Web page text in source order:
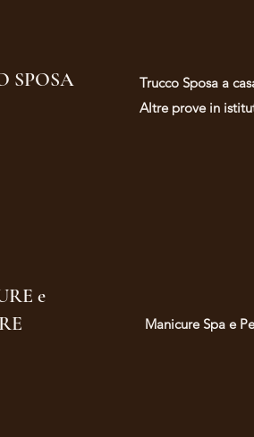
SPOSA
Trucco Sposa a
Altre prove in
e
Manicure Spa e